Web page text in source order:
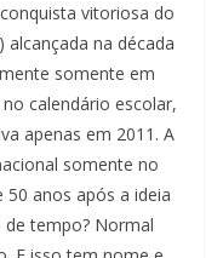
vitoriosa do
na década
somente em
calendário escolar,
apenas em 2011. A
somente no
anos após a ideia
de tempo? Normal